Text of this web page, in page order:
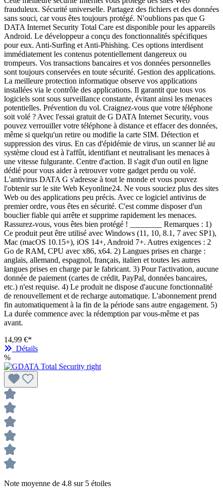
frauduleux. Sécurité universelle. Partagez des fichiers et des données
sans souci, car vous êtes toujours protégé. N'oublions pas que G
DATA Internet Security Total Care est disponible pour les appareils
Android. Le développeur a conçu des fonctionnalités spécifiques
pour eux. Anti-Surfing et Anti-Phishing. Ces options interdisent
immédiatement les contenus potentiellement dangereux ou
trompeurs. Vos transactions bancaires et vos données personnelles
sont toujours conservées en toute sécurité. Gestion des applications.
La meilleure protection informatique observe vos applications
installées via le contrôle des applications. Il garantit que tous vos
logiciels sont sous surveillance constante, évitant ainsi les menaces
potentielles. Prévention du vol. Craignez-vous que votre téléphone
soit volé ? Avec l'essai gratuit de G DATA Internet Security, vous
pouvez verrouiller votre téléphone à distance et effacer des données,
même si quelqu'un retire ou modifie la carte SIM. Détection et
suppression des virus. En cas d'épidémie de virus, un scanner lié au
système cloud est à l'affût, identifiant et neutralisant les menaces à
une vitesse fulgurante. Centre d'action. Il s'agit d'un outil en ligne
dédié pour vous aider à retrouver votre gadget perdu ou volé.
L'antivirus DATA G s'adresse à tout le monde et vous pouvez
l'obtenir sur le site Web Keyonline24. Ne vous souciez plus des sites
Web ou des applications peu précis. Avec ce logiciel antivirus de
premier ordre, vous êtes en sécurité. C'est comme disposer d'un
bouclier fiable qui arrête et supprime rapidement les menaces.
Rassurez-vous, vous êtes bien protégé ! ________ Remarques : 1)
Ce produit peut être utilisé avec Windows (11, 10, 8.1, 7 avec SP1),
Mac (macOS 10.15+), iOS 14+, Android 7+. Autres exigences : 2
Go de RAM, CPU avec x86, x64. 2) Langues prises en charge :
anglais, allemand, espagnol, français, italien et toutes les autres
langues prises en charge par le fabricant. 3) Pour l'activation, aucune
donnée de paiement (cartes de crédit, PayPal, données bancaires,
etc.) n'est requise. 4) Le produit ne dispose d'aucune fonctionnalité
de renouvellement et de recharge automatique. L'abonnement prend
fin automatiquement à la fin de la période sans autre engagement. 5)
La durée commence avec la rédemption par vous-même et pas
avant.
14,99 €*
Détails
%
Note moyenne de 4.8 sur 5 étoiles